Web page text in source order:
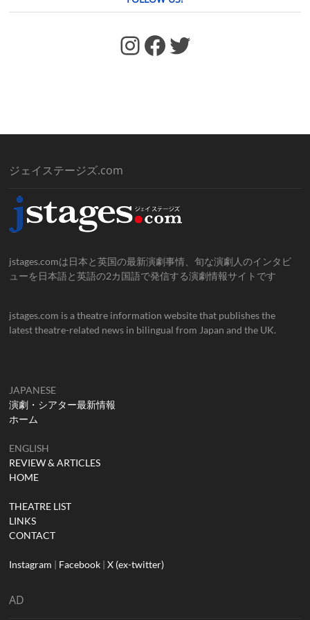
https://www.facebook.com/jstages/ Facebook Twitter
ジェイステージズ.com
jstages.comは日本と英国の最新演劇事情、旬な演劇人のインタビ
ューを日本語と英語の2カ国語で発信する演劇情報サイトです
jstages.com is a theatre information website that publishes the
latest theatre-related news in bilingual from Japan and the UK.
JAPANESE
演劇・シアター最新情報
ホーム
ENGLISH
REVIEW & ARTICLES
HOME
THEATRE LIST
LINKS
CONTACT
Instagram | Facebook |X (ex-twitter)
AD